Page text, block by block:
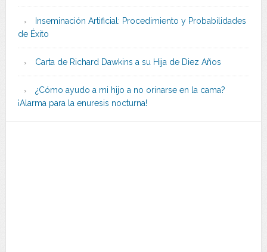
Inseminación Artificial: Procedimiento y Probabilidades
de Éxito
Carta de Richard Dawkins a su Hija de Diez Años
¿Cómo ayudo a mi hijo a no orinarse en la cama?
¡Alarma para la enuresis nocturna!